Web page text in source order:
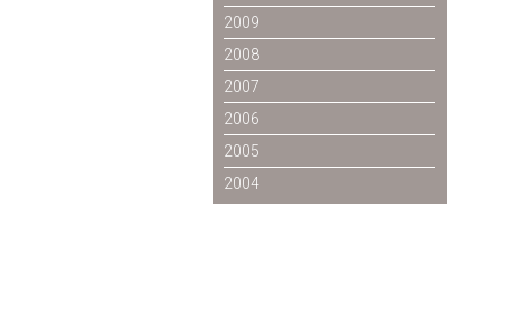
2009
2008
2007
2006
2005
2004